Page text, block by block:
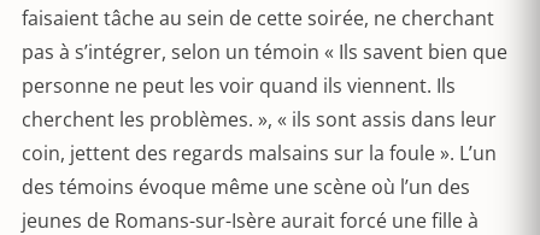
faisaient tâche au sein de cette soirée, ne cherchant
pas à s’intégrer, selon un témoin « Ils savent bien que
personne ne peut les voir quand ils viennent. Ils
cherchent les problèmes. », « ils sont assis dans leur
coin, jettent des regards malsains sur la foule ». L’un
des témoins évoque même une scène où l’un des
jeunes de Romans-sur-Isère aurait forcé une fille à